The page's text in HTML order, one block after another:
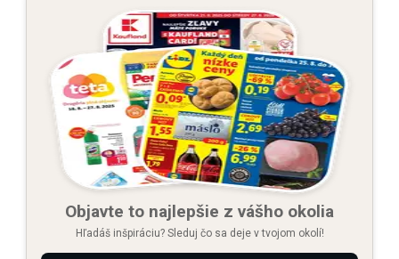
Objavte to najlepšie z vášho okolia
Hľadáš inšpiráciu? Sleduj čo sa deje v tvojom okolí!